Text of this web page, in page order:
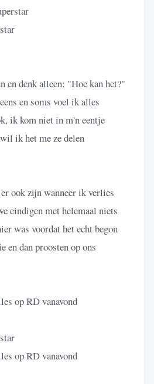
en denk alleen: "Hoe kan het?"
en soms voel ik alles
ik kom niet in m'n eentje
ik het me ze delen
ook zijn wanneer ik verlies
eindigen met helemaal niets
was voordat het echt begon
dan proosten op ons
op RD vanavond
op RD vanavond